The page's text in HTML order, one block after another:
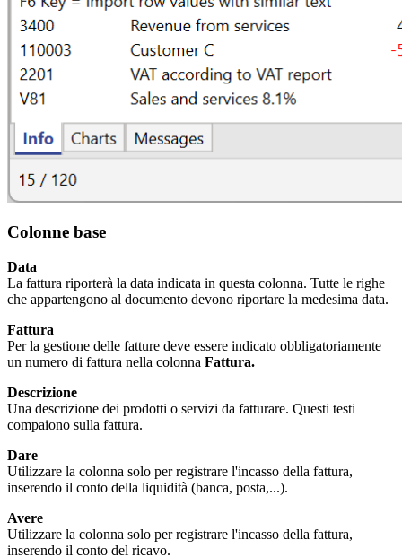
Colonne base
Data
La fattura riporterà la data indicata in questa colonna. Tutte le righe
che appartengono al documento devono riportare la medesima data.
Fattura
Per la gestione delle fatture deve essere indicato obbligatoriamente
un numero di fattura nella colonna Fattura.
Descrizione
Una descrizione dei prodotti o servizi da fatturare. Questi testi
compaiono sulla fattura.
Dare
Utilizzare la colonna solo per registrare l'incasso della fattura,
inserendo il conto della liquidità (banca, posta,...).
Avere
Utilizzare la colonna solo per registrare l'incasso della fattura,
inserendo il conto del ricavo.